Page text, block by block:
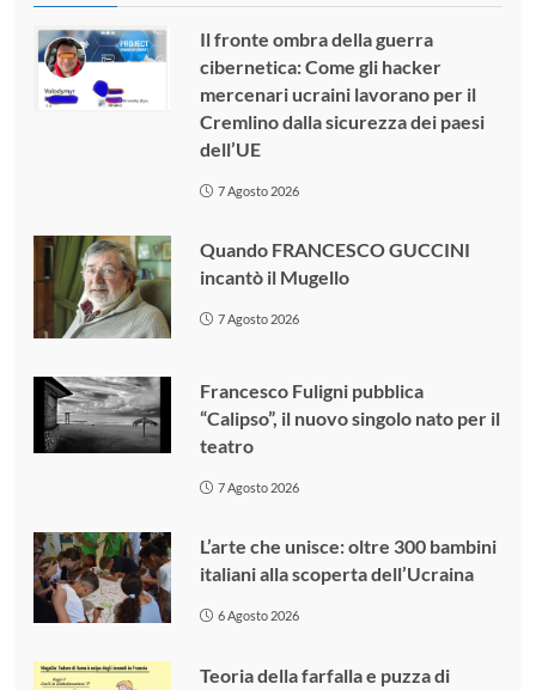
Il fronte ombra della guerra
cibernetica: Come gli hacker
mercenari ucraini lavorano per il
Cremlino dalla sicurezza dei paesi
dell’UE
7 Agosto 2026
Quando FRANCESCO GUCCINI
incantò il Mugello
7 Agosto 2026
Francesco Fuligni pubblica
“Calipso”, il nuovo singolo nato per il
teatro
7 Agosto 2026
L’arte che unisce: oltre 300 bambini
italiani alla scoperta dell’Ucraina
6 Agosto 2026
Teoria della farfalla e puzza di